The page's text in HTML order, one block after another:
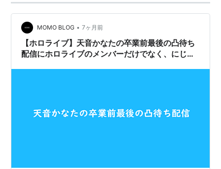
MOMO BLOG • 7ヶ月前
【ホロライブ】天音かなたの卒業前最後の凸待ち
配信にホロライブのメンバーだけでなく、にじさ